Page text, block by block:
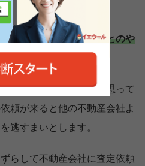
をすれば各不動産会社とのや
す。
主と契約を結びたいと思って
頼が来ると他の不動産会社よ
逃すまいとします。
らして不動産会社に査定依頼